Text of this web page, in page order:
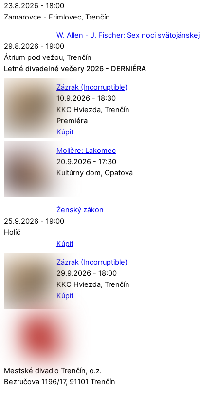
23.8.2026 - 18:00
Zamarovce - Frimlovec Trenčín
W. Allen - J. Fischer: Sex noci svätojánskej
29.8.2026 - 19:00
Átrium pod vežou Trenčín
Letné divadelné večery 2026 - DERNIÉRA
Zázrak (Incorruptible)
10.9.2026 - 18:30
KKC Hviezda Trenčín
Premiéra
Kúpiť
Molière: Lakomec
20.9.2026 - 17:30
Kultúrny dom Opatová
Ženský zákon
25.9.2026 - 19:00
Holíč
Kúpiť
Zázrak (Incorruptible)
29.9.2026 - 18:00
KKC Hviezda Trenčín
Kúpiť
Mestské divadlo Trenčín, o.z.
Bezručova 1196/17, 91101 Trenčín